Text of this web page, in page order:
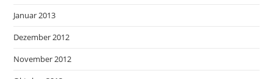
Januar 2013
Dezember 2012
November 2012